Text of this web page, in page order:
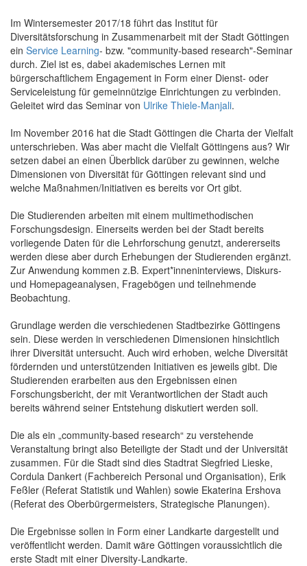
Im Wintersemester 2017/18 führt das Institut für
Diversitätsforschung in Zusammenarbeit mit der Stadt Göttingen
ein Service Learning- bzw. "community-based research"-Seminar
durch. Ziel ist es, dabei akademisches Lernen mit
bürgerschaftlichem Engagement in Form einer Dienst- oder
Serviceleistung für gemeinnützige Einrichtungen zu verbinden.
Geleitet wird das Seminar von Ulrike Thiele-Manjali.
Im November 2016 hat die Stadt Göttingen die Charta der Vielfalt
unterschrieben. Was aber macht die Vielfalt Göttingens aus? Wir
setzen dabei an einen Überblick darüber zu gewinnen, welche
Dimensionen von Diversität für Göttingen relevant sind und
welche Maßnahmen/Initiativen es bereits vor Ort gibt.
Die Studierenden arbeiten mit einem multimethodischen
Forschungsdesign. Einerseits werden bei der Stadt bereits
vorliegende Daten für die Lehrforschung genutzt, andererseits
werden diese aber durch Erhebungen der Studierenden ergänzt.
Zur Anwendung kommen z.B. Expert*inneninterviews, Diskurs-
und Homepageanalysen, Fragebögen und teilnehmende
Beobachtung.
Grundlage werden die verschiedenen Stadtbezirke Göttingens
sein. Diese werden in verschiedenen Dimensionen hinsichtlich
ihrer Diversität untersucht. Auch wird erhoben, welche Diversität
fördernden und unterstützenden Initiativen es jeweils gibt. Die
Studierenden erarbeiten aus den Ergebnissen einen
Forschungsbericht, der mit Verantwortlichen der Stadt auch
bereits während seiner Entstehung diskutiert werden soll.
Die als ein „community-based research“ zu verstehende
Veranstaltung bringt also Beteiligte der Stadt und der Universität
zusammen. Für die Stadt sind dies Stadtrat Siegfried Lieske,
Cordula Dankert (Fachbereich Personal und Organisation), Erik
Feßler (Referat Statistik und Wahlen) sowie Ekaterina Ershova
(Referat des Oberbürgermeisters, Strategische Planungen).
Die Ergebnisse sollen in Form einer Landkarte dargestellt und
veröffentlicht werden. Damit wäre Göttingen voraussichtlich die
erste Stadt mit einer Diversity-Landkarte.